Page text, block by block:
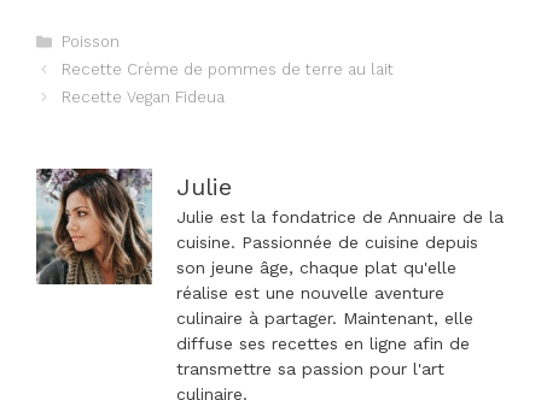
Catégories
Poisson
Navigation
des
Recette Crème de pommes de terre au lait
Recette Vegan Fideua
Julie
Julie est la fondatrice de Annuaire de la
cuisine. Passionnée de cuisine depuis
son jeune âge, chaque plat qu'elle
réalise est une nouvelle aventure
culinaire à partager. Maintenant, elle
diffuse ses recettes en ligne afin de
transmettre sa passion pour l'art
culinaire.